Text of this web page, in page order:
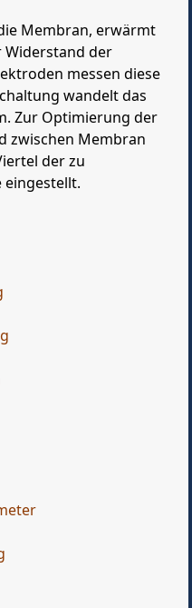
Membran, erwärmt
Widerstand der
messen diese
wandelt das
Zur Optimierung der
zwischen Membran
der zu
eingestellt.